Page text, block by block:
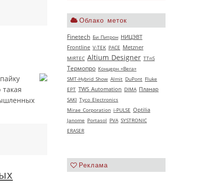
Облако меток
Finetech Би Питрон НИЦЭВТ
Frontline V‑TEK РАСЕ Metzner
MIRTEC Altium Designer TTnS
Термопро Концерн «Вега»
SMT-Hybrid Show Almit DuPont Fluke
EPT TWS Automation DIMA Планар
SAKI Tyco Electronics
Mirae Corporation i-PULSE Optilia
Janome Portasol PVA SYSTRONIC
ERASER
Реклама